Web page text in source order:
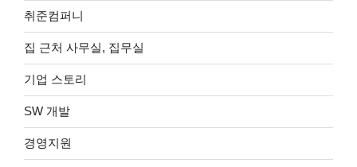
취준컴퍼니
집 근처 사무실, 집무실
기업 스토리
SW 개발
경영지원